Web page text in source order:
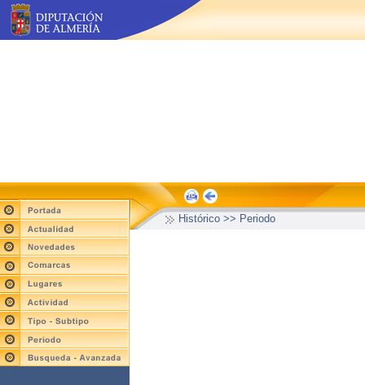
Histórico >> Periodo